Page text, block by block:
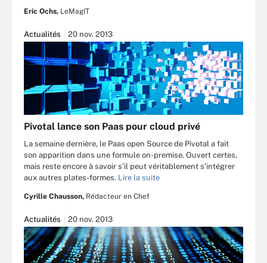
Eric Ochs, LeMagIT
Actualités 20 nov. 2013
Pivotal lance son Paas pour cloud privé
La semaine dernière, le Paas open Source de Pivotal a fait
son apparition dans une formule on-premise. Ouvert certes,
mais reste encore à savoir s’il peut véritablement s’intégrer
aux autres plates-formes. Lire la suite
Cyrille Chausson, Rédacteur en Chef
Actualités 20 nov. 2013